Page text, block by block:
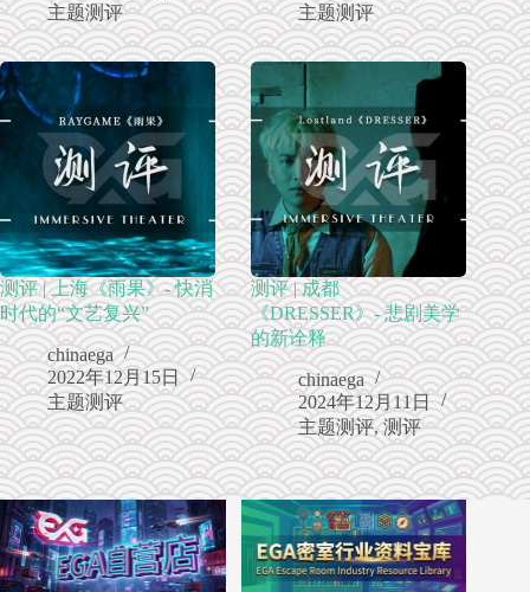
主题测评
主题测评
测评 | 上海《雨果》- 快消
时代的“文艺复兴”
chinaega
2022年12月15日
主题测评
测评 | 成都
《DRESSER》- 悲剧美学
的新诠释
chinaega
2024年12月11日
主题测评,测评